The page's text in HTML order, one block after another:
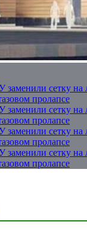
сетку на
пролапсе
сетку на
пролапсе
сетку на
пролапсе
сетку на
пролапсе